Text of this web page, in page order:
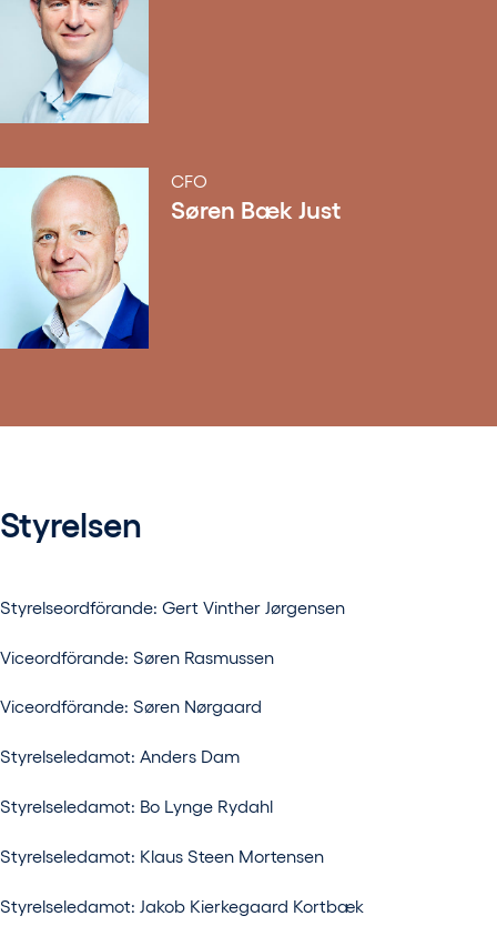
CFO
Søren Bæk Just
Styrelsen
Styrelseordförande: Gert Vinther Jørgensen
Viceordförande: Søren Rasmussen
Viceordförande: Søren Nørgaard
Styrelseledamot: Anders Dam
Styrelseledamot: Bo Lynge Rydahl
Styrelseledamot: Klaus Steen Mortensen
Styrelseledamot: Jakob Kierkegaard Kortbæk